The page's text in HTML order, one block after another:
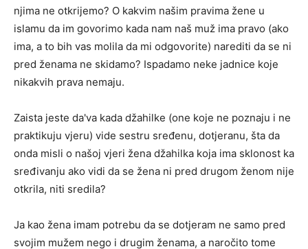
njima ne otkrijemo? O kakvim našim pravima žene u
islamu da im govorimo kada nam naš muž ima pravo (ako
ima, a to bih vas molila da mi odgovorite) narediti da se ni
pred ženama ne skidamo? Ispadamo neke jadnice koje
nikakvih prava nemaju.
Zaista jeste da'va kada džahilke (one koje ne poznaju i ne
praktikuju vjeru) vide sestru sređenu, dotjeranu, šta da
onda misli o našoj vjeri žena džahilka koja ima sklonost ka
sređivanju ako vidi da se žena ni pred drugom ženom nije
otkrila, niti sredila?
Ja kao žena imam potrebu da se dotjeram ne samo pred
svojim mužem nego i drugim ženama, a naročito tome